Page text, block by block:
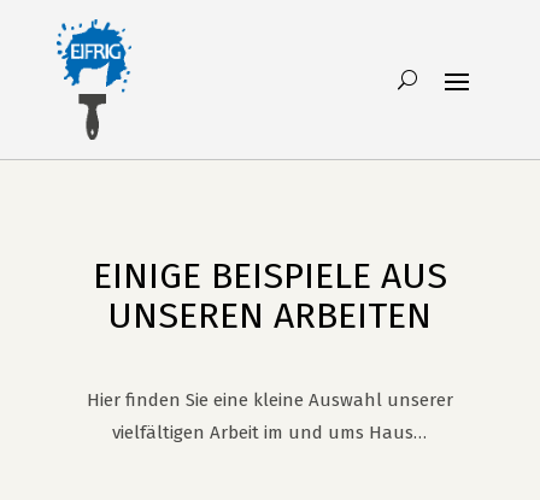
EINIGE BEISPIELE AUS
UNSEREN ARBEITEN
Hier finden Sie eine kleine Auswahl unserer
vielfältigen Arbeit im und ums Haus…